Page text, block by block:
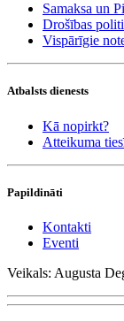
Samaksa un
Drošības
Vispārīgie
Atbalsts dienests
Kā nopirkt?
Atteikuma
Papildināti
Kontakti
Eventi
Veikals: Augusta